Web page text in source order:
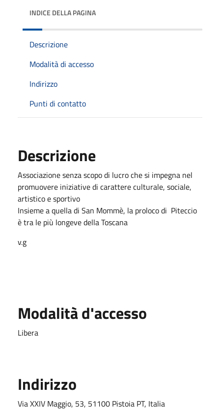
INDICE DELLA PAGINA
Descrizione
Modalità di accesso
Indirizzo
Punti di contatto
Descrizione
Associazione senza scopo di lucro che si impegna nel
promuovere iniziative di carattere culturale, sociale,
artistico e sportivo
Insieme a quella di San Mommè, la proloco di Piteccio
è tra le più longeve della Toscana
v.g
Modalità d'accesso
Libera
Indirizzo
Via XXIV Maggio, 53, 51100 Pistoia PT, Italia